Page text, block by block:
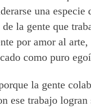
una especie
la gente que
por amor al
como puro
la gente
ese trabajo logran